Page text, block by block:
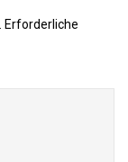
Erforderliche